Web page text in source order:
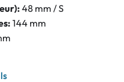
48 mm / S
144 mm